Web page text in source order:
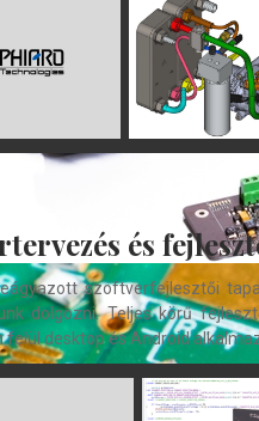
és
szoftverfejlesztői
dolgozni. Teljes körű
desktop és Android